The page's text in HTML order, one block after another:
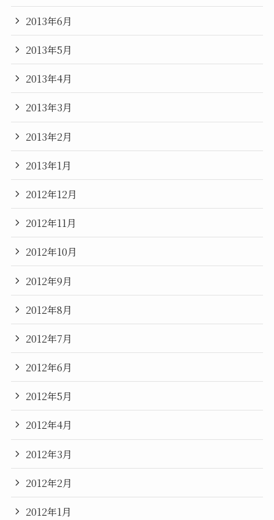
2013年6月
2013年5月
2013年4月
2013年3月
2013年2月
2013年1月
2012年12月
2012年11月
2012年10月
2012年9月
2012年8月
2012年7月
2012年6月
2012年5月
2012年4月
2012年3月
2012年2月
2012年1月